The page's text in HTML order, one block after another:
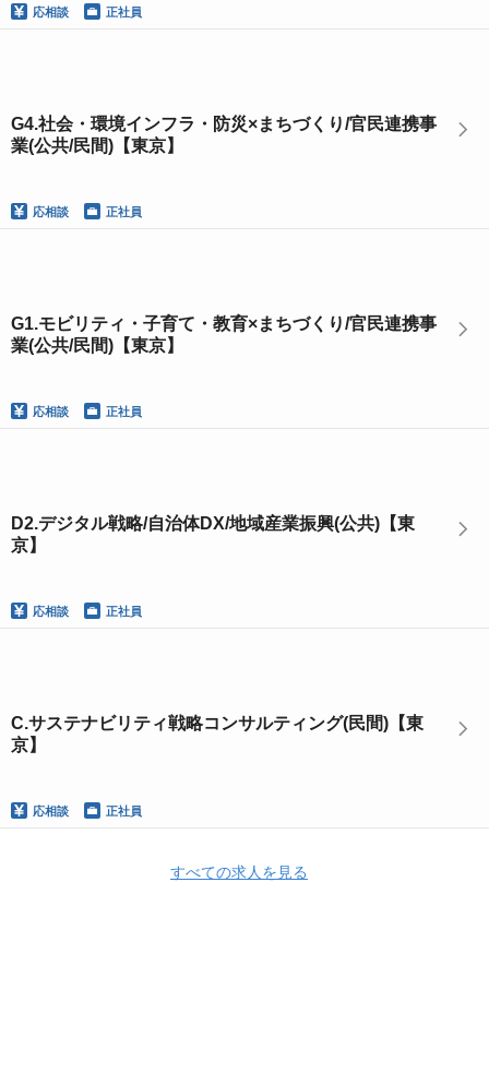
応相談 正社員
G4.社会・環境インフラ・防災×まちづくり/官民連携事
業(公共/民間)【東京】
応相談 正社員
G1.モビリティ・子育て・教育×まちづくり/官民連携事
業(公共/民間)【東京】
応相談 正社員
D2.デジタル戦略/自治体DX/地域産業振興(公共)【東
京】
応相談 正社員
C.サステナビリティ戦略コンサルティング(民間)【東
京】
応相談 正社員
すべての求人を見る